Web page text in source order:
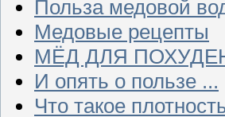
Польза медовой
Медовые рецепты
МЁД ДЛЯ
И опять о пользе ...
Что такое